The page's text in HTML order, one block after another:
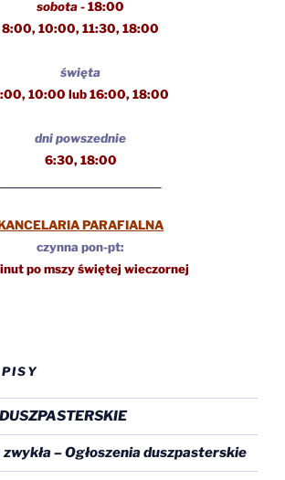
sobota- 18:00
8:00, 10:00, 11:30, 18:00
święta
10:00 lub 16:00, 18:00
dni powszednie
6:30, 18:00
PARAFIALNA
czynna pon-pt:
po mszy świętej wieczornej
– Ogłoszenia duszpasterskie